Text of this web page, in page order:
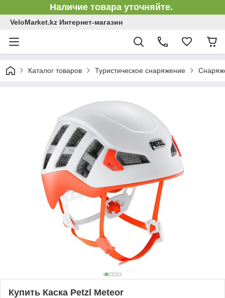
Наличие товара уточняйте.
VeloMarket.kz Интернет-магазин
Каталог товаров Туристическое снаряжение
Купить Каска Petzl Meteor